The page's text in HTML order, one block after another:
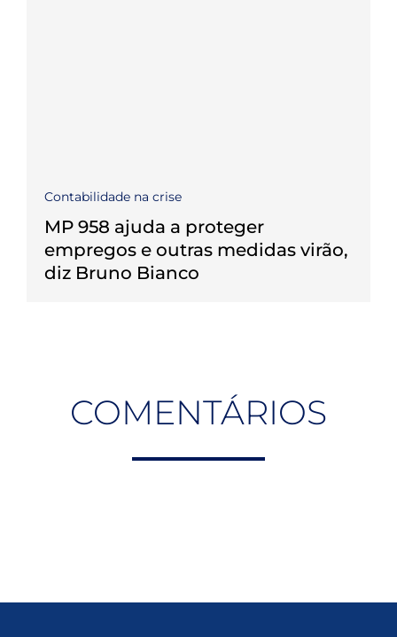
Contabilidade na crise
MP 958 ajuda a proteger
empregos e outras medidas virão,
diz Bruno Bianco
COMENTÁRIOS